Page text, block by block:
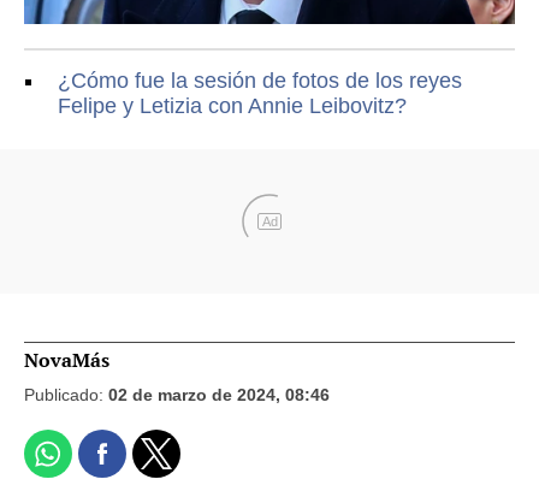
¿Cómo fue la sesión de fotos de los reyes
Felipe y Letizia con Annie Leibovitz?
Ad
NovaMás
Publicado: 02 de marzo de 2024, 08:46